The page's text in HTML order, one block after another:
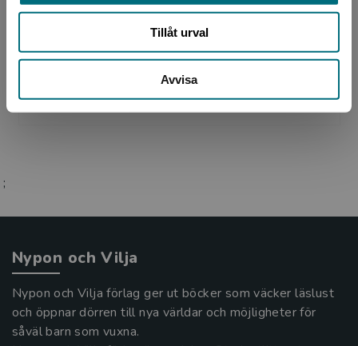
Tillåt urval
Avvisa
Johan Leion, född 1985 i Kalmar, är illustratör
och designer bosatt i Göteborg. Han fick sin
första seriestripp publicerad som elvaåring och
;
Nypon och Vilja
Nypon och Vilja förlag ger ut böcker som väcker läslust
och öppnar dörren till nya världar och möjligheter för
såväl barn som vuxna.